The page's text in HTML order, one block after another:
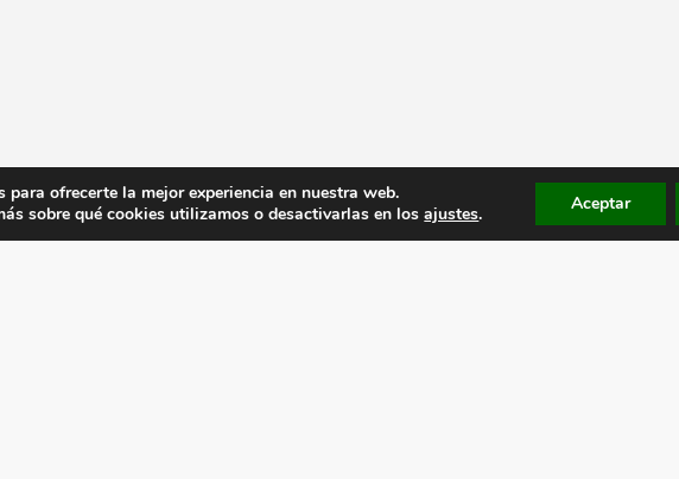
para ofrecerte la mejor experiencia en nuestra web.
sobre qué cookies utilizamos o desactivarlas en losajustes. Aceptar